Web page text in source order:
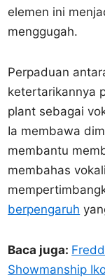
elemen ini
menggugah.
Perpaduan
ketertarikannya
plant sebagai
Ia membawa
membantu
membahas
berpengaruh
Baca juga:
Showmanship